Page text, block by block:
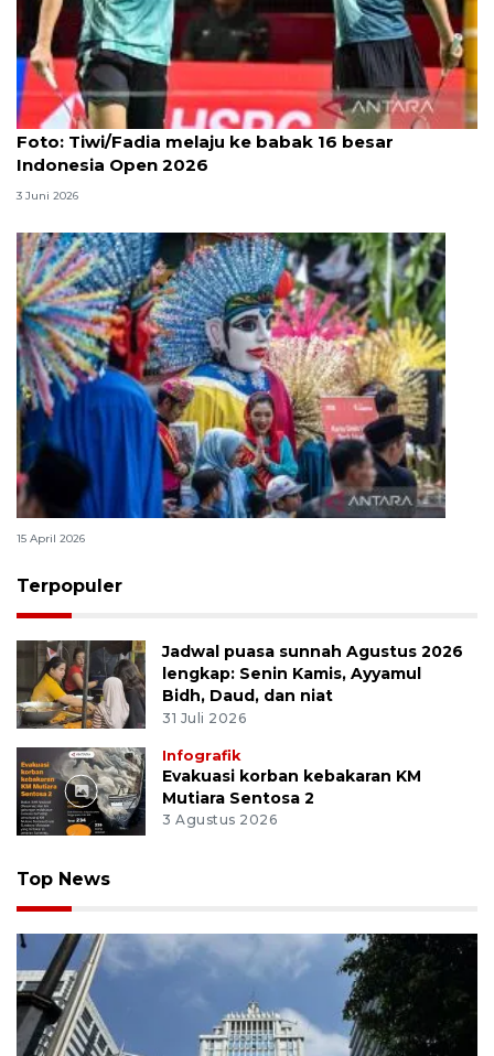
Foto
Foto: Tiwi/Fadia melaju ke babak 16 besar
Indonesia Open 2026
3 Juni 2026
Lebaran Betawi, harmoni tradisi dan kota global
15 April 2026
Terpopuler
Jadwal puasa sunnah Agustus 2026
lengkap: Senin Kamis, Ayyamul
Bidh, Daud, dan niat
31 Juli 2026
Infografik
Evakuasi korban kebakaran KM
Mutiara Sentosa 2
3 Agustus 2026
Top News